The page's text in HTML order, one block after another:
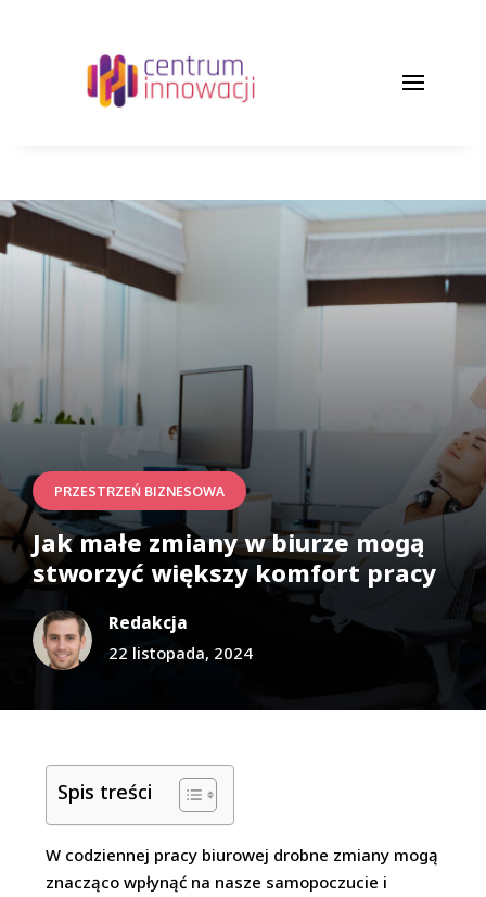
PRZESTRZEŃ BIZNESOWA
Jak małe zmiany w biurze mogą
stworzyć większy komfort pracy
Redakcja
22 listopada, 2024
Spis treści
W codziennej pracy biurowej drobne zmiany mogą
znacząco wpłynąć na nasze samopoczucie i